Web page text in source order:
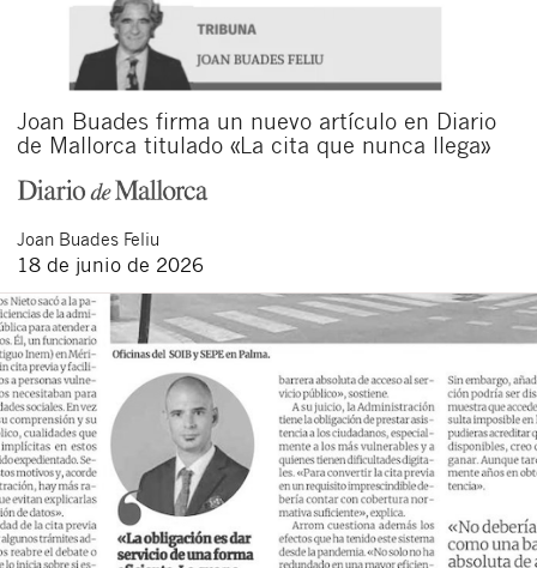
Joan Buades firma un nuevo artículo en Diario
de Mallorca titulado «La cita que nunca llega»
Joan Buades Feliu
18 de junio de 2026